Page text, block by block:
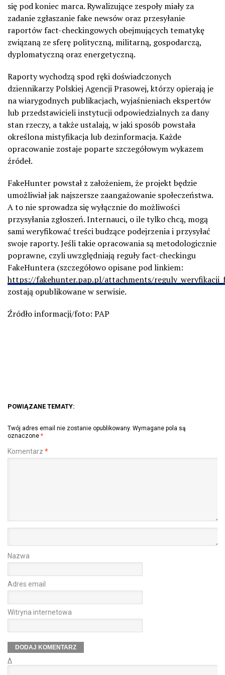
się pod koniec marca. Rywalizujące zespoły miały za
zadanie zgłaszanie fake newsów oraz przesyłanie
raportów fact-checkingowych obejmujących tematykę
związaną ze sferę polityczną, militarną, gospodarczą,
dyplomatyczną oraz energetyczną.
Raporty wychodzą spod ręki doświadczonych
dziennikarzy Polskiej Agencji Prasowej, którzy opierają je
na wiarygodnych publikacjach, wyjaśnieniach ekspertów
lub przedstawicieli instytucji odpowiedzialnych za dany
stan rzeczy, a także ustalają, w jaki sposób powstała
określona mistyfikacja lub dezinformacja. Każde
opracowanie zostaje poparte szczegółowym wykazem
źródeł.
FakeHunter powstał z założeniem, że projekt będzie
umożliwiał jak najszersze zaangażowanie społeczeństwa.
A to nie sprowadza się wyłącznie do możliwości
przysyłania zgłoszeń. Internauci, o ile tylko chcą, mogą
sami weryfikować treści budzące podejrzenia i przysyłać
swoje raporty. Jeśli takie opracowania są metodologicznie
poprawne, czyli uwzględniają reguły fact-checkingu
FakeHuntera (szczegółowo opisane pod linkiem:
https://fakehunter.pap.pl/attachments/
zostają opublikowane w serwisie.
Źródło informacji/foto: PAP
POWIĄZANE TEMATY:
Twój adres email nie zostanie opublikowany. Wymagane pola są
oznaczone *
Komentarz *
Nazwa
Adres email
Witryna internetowa
Δ